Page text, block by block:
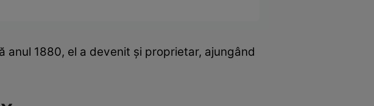
anul 1880, el a devenit și proprietar, ajungând